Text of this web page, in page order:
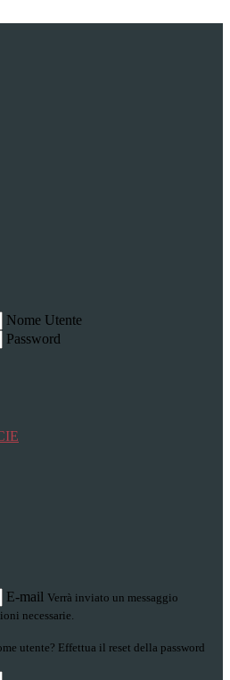
Nome Utente
Password
E-mail Verrà inviato un messaggio
necessarie.
utente? Effettua il reset della password